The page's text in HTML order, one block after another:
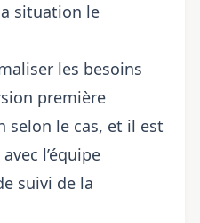
situation le
les besoins
première
selon le cas, et il est
l’équipe
suivi de la